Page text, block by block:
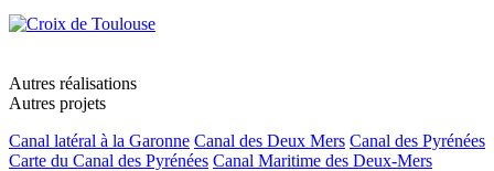
Autres réalisations
Autres projets
Canal latéral à la Garonne Canal des Deux Mers Canal des Pyrénées
Carte du Canal des Pyrénées Canal Maritime des Deux-Mers